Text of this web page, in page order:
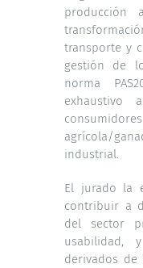
producción
transporte y
gestión de
norma
exhaustivo
agrícola/
industrial.
El jurado la
contribuir a
del sector
usabilidad,
derivados